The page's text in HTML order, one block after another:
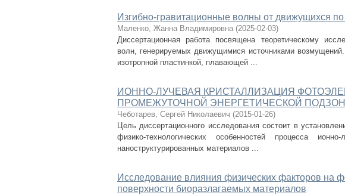
Изгибно-гравитационные волны от движущихся
Маленко, Жанна Владимировна (2025-02-03)
Диссертационная работа посвящена теоретическому
волн, генерируемых движущимися источниками
изотропной пластинкой, плавающей ...
ИОННО-ЛУЧЕВАЯ КРИСТАЛЛИЗАЦИЯ
ПРОМЕЖУТОЧНОЙ ЭНЕРГЕТИЧЕСКОЙ
Чеботарев, Сергей Николаевич (2015-01-26)
Цель диссертационного исследования состоит в
физико-технологических особенностей процесса
наноструктурированных материалов ...
Исследование влияния физических факторов на
поверхности биоразлагаемых материалов